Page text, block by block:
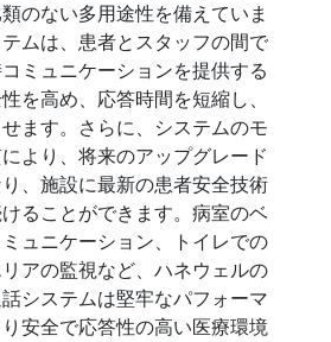
のない多用途性を備えていま
ムは、患者とスタッフの間で
ミュニケーションを提供する
を高め、応答時間を短縮し、
ます。さらに、システムのモ
より、将来のアップグレード
、施設に最新の患者安全技術
ることができます。病室のベ
ュニケーション、トイレでの
アの監視など、ハネウェルの
システムは堅牢なパフォーマ
安全で応答性の高い医療環境